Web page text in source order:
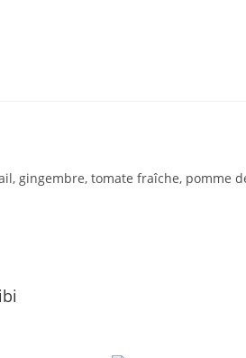
gingembre, tomate fraîche,